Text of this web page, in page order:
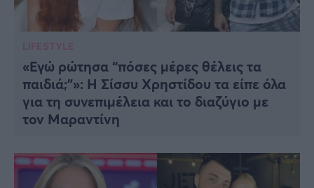
LIFESTYLE
«Εγώ ρώτησα “πόσες μέρες θέλεις τα
παιδιά;”»: Η Σίσσυ Χρηστίδου τα είπε όλα
για τη συνεπιμέλεια και το διαζύγιο με
τον Μαραντίνη